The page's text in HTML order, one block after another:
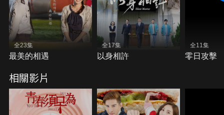
全23集
最美的相遇
全17集
以身相許
全11集
零日攻擊
相關影片